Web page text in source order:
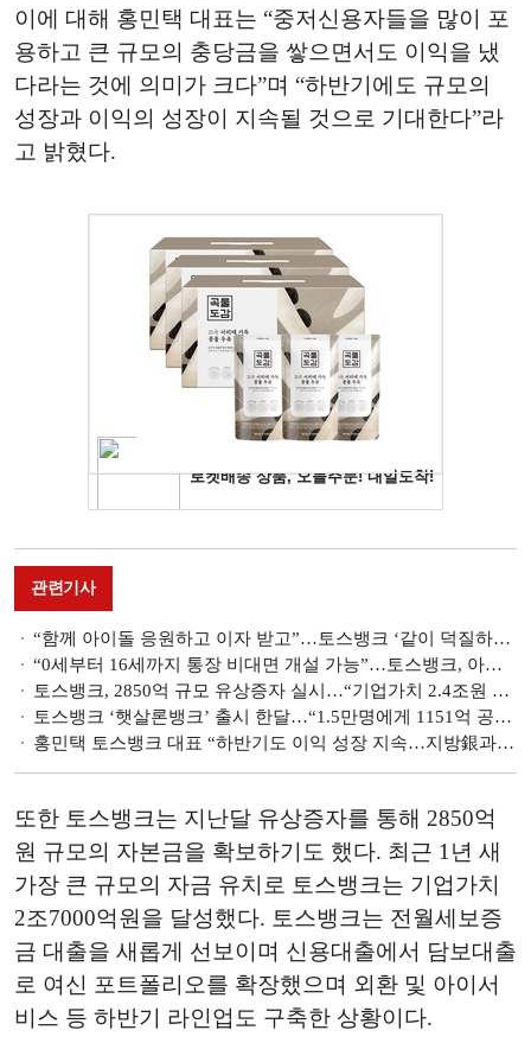
이에 대해 홍민택 대표는 “중저신용자들을 많이 포
용하고 큰 규모의 충당금을 쌓으면서도 이익을 냈
다라는 것에 의미가 크다”며 “하반기에도 규모의
성장과 이익의 성장이 지속될 것으로 기대한다”라
고 밝혔다.
관련기사
“함께 아이돌 응원하고 이자 받고”…토스뱅크 ‘같이 덕질하기’ 출시 [예금할 때 여기어때?]
“0세부터 16세까지 통장 비대면 개설 가능”…토스뱅크, 아이 통장 출시
토스뱅크, 2850억 규모 유상증자 실시…“기업가치 2.4조원 달성 성과”
토스뱅크 ‘햇살론뱅크’ 출시 한달…“1.5만명에게 1151억 공급”
홍민택 토스뱅크 대표 “하반기도 이익 성장 지속…지방銀과 공동대출 출시 준비” [금융이슈 줌인]
또한 토스뱅크는 지난달 유상증자를 통해 2850억
원 규모의 자본금을 확보하기도 했다. 최근 1년 새
가장 큰 규모의 자금 유치로 토스뱅크는 기업가치
2조7000억원을 달성했다. 토스뱅크는 전월세보증
금 대출을 새롭게 선보이며 신용대출에서 담보대출
로 여신 포트폴리오를 확장했으며 외환 및 아이서
비스 등 하반기 라인업도 구축한 상황이다.